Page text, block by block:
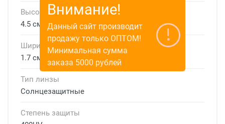
Высота линзы
4.5 см
Ширина мостика
1.7 см
Тип линзы
Солнцезащитные
Степень защиты
Внимание!
Данный сайт производит
продажу только ОПТОМ!
Минимальная сумма
заказа 5000 рублей